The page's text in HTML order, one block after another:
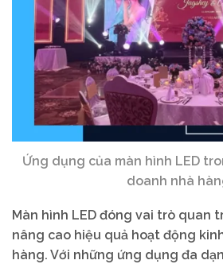
Ứng dụng của màn hình LED
doanh nhà
Màn hình LED đóng vai trò quan
nâng cao hiệu quả hoạt động
hàng. Với những ứng dụng đa